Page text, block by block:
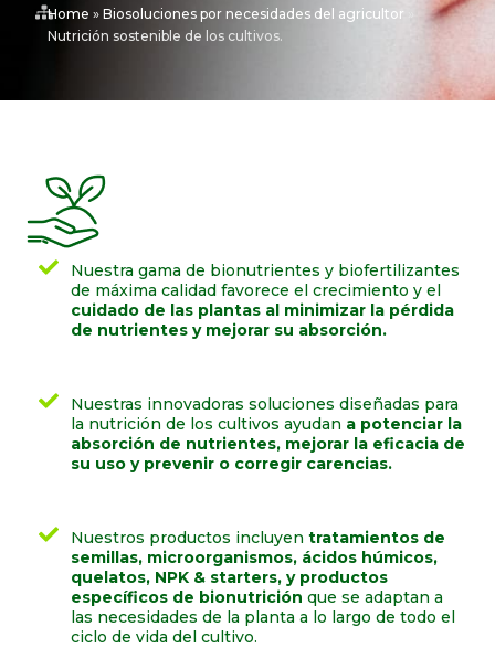
Home »Biosoluciones por necesidades del agricultor
Nutrición sostenible de los cultivos.
Nuestra gama de bionutrientes y biofertilizantes
de máxima calidad favorece el crecimiento y el
cuidado de las plantas al minimizar la pérdida
de nutrientes y mejorar su absorción.
Nuestras innovadoras soluciones diseñadas para
la nutrición de los cultivos ayudan a potenciar la
absorción de nutrientes, mejorar la eficacia de
su uso y prevenir o corregir carencias.
Nuestros productos incluyen tratamientos de
semillas, microorganismos, ácidos húmicos,
quelatos, NPK & starters, y productos
específicos de bionutrición que se adaptan a
las necesidades de la planta a lo largo de todo el
ciclo de vida del cultivo.